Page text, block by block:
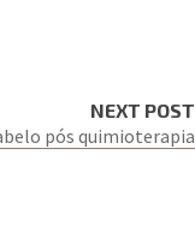
NEXT POST
pós quimioterapia